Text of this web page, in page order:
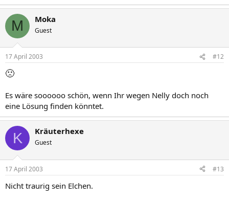
M Moka
Guest
17 April 2003 #12
🙁
Es wäre soooooo schön, wenn Ihr wegen Nelly doch noch
eine Lösung finden könntet.
K Kräuterhexe
Guest
17 April 2003 #13
Nicht traurig sein Elchen.